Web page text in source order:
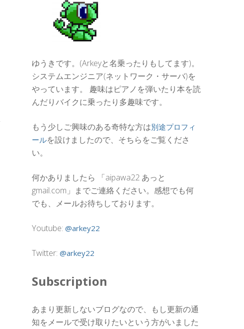
ゆうきです。(Arkeyと名乗ったりもしてます)。
システムエンジニア(ネットワーク・サーバ)を
やっています。 趣味はピアノを弾いたり本を読
んだりバイクに乗ったり多趣味です。
もう少しご興味のある奇特な方は別途プロフィ
ールを設けましたので、そちらをご覧くださ
い。
何かありましたら 「aipawa22 あっと
gmail.com」までご連絡ください。感想でも何
でも、メールお待ちしております。
Youtube: @arkey22
Twitter: @arkey22
Subscription
あまり更新しないブログなので、もし更新の通
知をメールで受け取りたいという方がいました